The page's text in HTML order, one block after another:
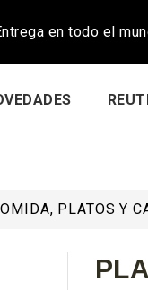
en todo el
PLATOS Y